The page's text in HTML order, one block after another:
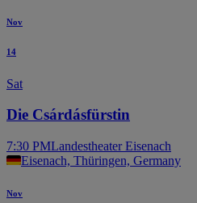
Nov
14
Sat
Die Csárdásfürstin
7:30 PMLandestheater Eisenach
Eisenach, Thüringen, Germany
Nov